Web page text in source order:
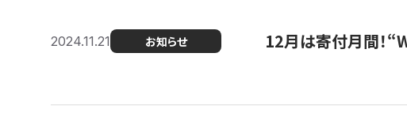
2024.11.21 お知らせ 12月は寄付月間！